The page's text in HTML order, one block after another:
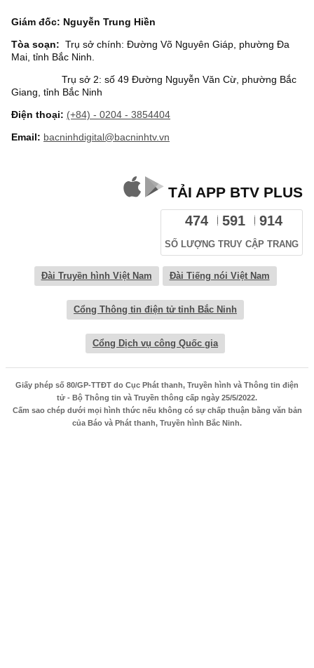
Giám đốc: Nguyễn Trung Hiền
Tòa soạn: Trụ sở chính: Đường Võ Nguyên Giáp, phường Đa
Mai, tỉnh Bắc Ninh.
Trụ sở 2: số 49 Đường Nguyễn Văn Cừ, phường Bắc
Giang, tỉnh Bắc Ninh
Điện thoại: (+84) - 0204 - 3854404
Email: bacninhdigital@bacninhtv.vn
TẢI APP BTV PLUS
474 591 914
SỐ LƯỢNG TRUY CẬP TRANG
Đài Truyền hình Việt Nam Đài Tiếng nói Việt Nam
Cổng Thông tin điện tử tỉnh Bắc Ninh
Cổng Dịch vụ công Quốc gia
Giấy phép số 80/GP-TTĐT do Cục Phát thanh, Truyền hình và Thông tin điện
tử - Bộ Thông tin và Truyền thông cấp ngày 25/5/2022.
Cấm sao chép dưới mọi hình thức nếu không có sự chấp thuận bằng văn bản
của Báo và Phát thanh, Truyền hình Bắc Ninh.